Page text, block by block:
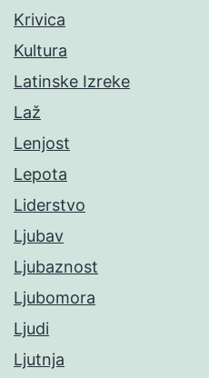
Krivica
Kultura
Latinske Izreke
Laž
Lenjost
Lepota
Liderstvo
Ljubav
Ljubaznost
Ljubomora
Ljudi
Ljutnja